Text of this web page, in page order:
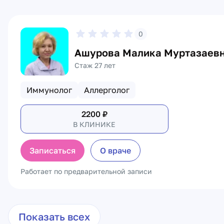
0
Ашурова Малика
Стаж 27 лет
Иммунолог Аллерголог
2200₽
В КЛИНИКЕ
Записаться О враче
Работает по предварительной записи
Показать всех